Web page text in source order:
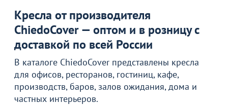
Кресла от производителя
ChiedoCover — оптом и в розницу с
доставкой по всей России
В каталоге ChiedoCover представлены кресла
для офисов, ресторанов, гостиниц, кафе,
производств, баров, залов ожидания, дома и
частных интерьеров.